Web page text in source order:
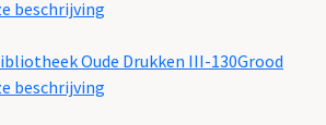
beschrijving
Oude Drukken III-130Grood
beschrijving